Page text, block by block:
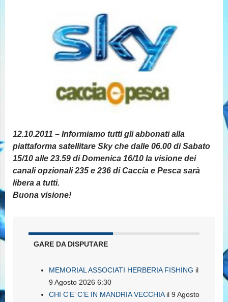
12.10.2011 – Informiamo tutti gli abbonati alla
piattaforma satellitare Sky che dalle 06.00 di Sabato
15/10 alle 23.59 di Domenica 16/10 la visione dei
canali opzionali 235 e 236 di Caccia e Pesca sarà
libera a tutti.
Buona visione!
GARE DA DISPUTARE
MEMORIAL ASSOCIATI HERBERIA FISHING il
9 Agosto 2026 6:30
CHI C’E’ C’E IN MANDRIA VECCHIAil 9 Agosto